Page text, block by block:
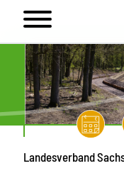
Landesverband